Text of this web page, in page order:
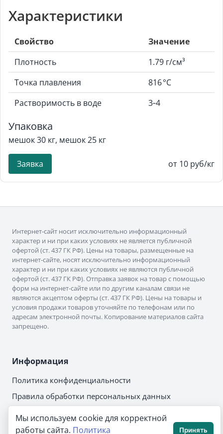
Характеристики
Свойство
Значение
Плотность
1.79 г/см³
Точка плавления
816 °C
Растворимость в воде
3‑4
Упаковка
мешок 30 кг, мешок 25 кг
Заявка от 10 руб/кг
Интернет-сайт носит исключительно информационный
характер и ни при каких условиях не является публичной
офертой (ст. 437 ГК РФ). Цены на товары, размещенные на
интернет-сайте, носят исключительно информационный
характер и ни при каких условиях не являются публичной
офертой (ст. 437 ГК РФ). Отправка заявок на товар с помощью
форм на интернет-сайте или по другим каналам связи не
являются акцептом оферты (ст. 437 ГК РФ). Цены на товары и
условия продажи товаров уточняйте по телефонам или по
адресам электронной почты. Копирование материалов сайта
запрещено.
Информация
Политика конфиденциальности
Правила обработки персональных данных
Мы используем cookie для корректной
работы сайта. Политика Принять